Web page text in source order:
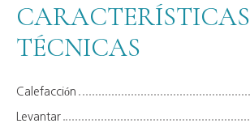
CARACTERÍSTICAS
TÉCNICAS
Calefacción
Levantar